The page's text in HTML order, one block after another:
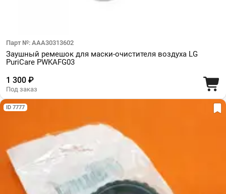
Парт №: AAA30313602
Заушный ремешок для маски-очистителя воздуха LG
PuriCare PWKAFG03
1 300 ₽
Под заказ
ID 7777